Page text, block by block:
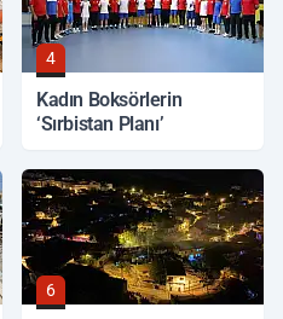
4
Kadın Boksörlerin
‘Sırbistan Planı’
6